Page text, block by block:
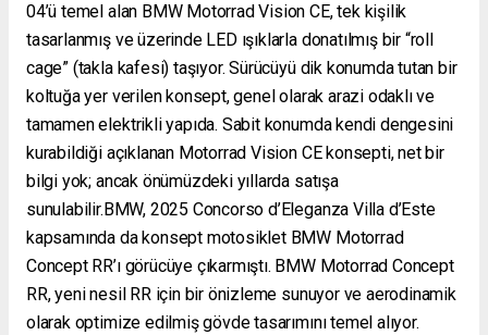
04’ü temel alan BMW Motorrad Vision CE, tek kişilik
tasarlanmış ve üzerinde LED ışıklarla donatılmış bir “roll
cage” (takla kafesi) taşıyor. Sürücüyü dik konumda tutan bir
koltuğa yer verilen konsept, genel olarak arazi odaklı ve
tamamen elektrikli yapıda. Sabit konumda kendi dengesini
kurabildiği açıklanan Motorrad Vision CE konsepti, net bir
bilgi yok; ancak önümüzdeki yıllarda satışa
sunulabilir.BMW, 2025 Concorso d’Eleganza Villa d’Este
kapsamında da konsept motosiklet BMW Motorrad
Concept RR’ı görücüye çıkarmıştı. BMW Motorrad Concept
RR, yeni nesil RR için bir önizleme sunuyor ve aerodinamik
olarak optimize edilmiş gövde tasarımını temel alıyor.